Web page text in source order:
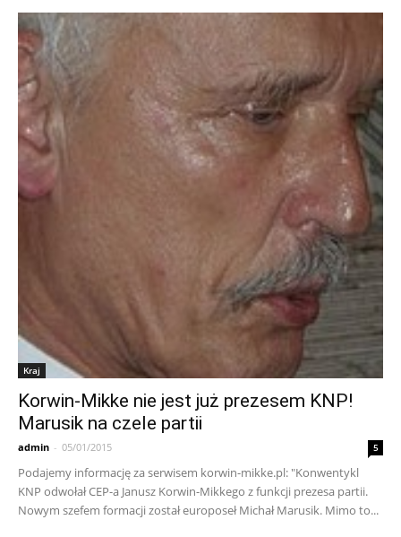
Kraj
Korwin-Mikke nie jest już prezesem KNP!
Marusik na czele partii
admin - 05/01/2015 5
Podajemy informację za serwisem korwin-mikke.pl: "Konwentykl
KNP odwołał CEP-a Janusz Korwin-Mikkego z funkcji prezesa partii.
Nowym szefem formacji został europoseł Michał Marusik. Mimo to...